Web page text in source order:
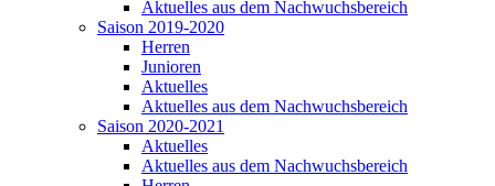
Aktuelles aus dem Nachwuchsbereich
Saison 2019-2020
Herren
Junioren
Aktuelles
Aktuelles aus dem Nachwuchsbereich
Saison 2020-2021
Aktuelles
Aktuelles aus dem Nachwuchsbereich